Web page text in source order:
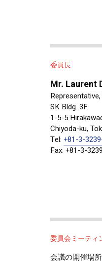
止措置が適正
手薄になって
日本では、模
ーチのいくつ
に構築されて
おり、改善す
委員長
Mr. Laurent
SK Bldg. 3F.
1-5-5
Chiyoda-ku,
Tel: +81-3-
Fax: +81-3-
委員会ミーティ
会議の開催場